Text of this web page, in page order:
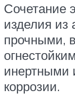
Сочетание
изделия из
прочными,
инертными
коррозии.